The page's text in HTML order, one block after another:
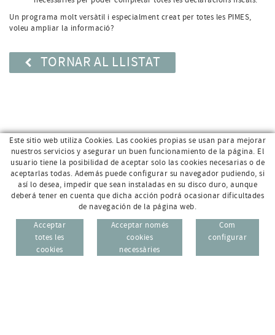
Un programa molt versàtil i especialment creat per totes les PIMES,
voleu ampliar la informació?
TORNAR AL LLISTAT
Av. Sant Jordi, 168 · 17800 Olot (Girona)
CAT
ESP
972 26 95 74
Este sitio web utiliza Cookies. Las cookies propias se usan para mejorar
nuestros servicios y asegurar un buen funcionamiento de la página. El
usuario tiene la posibilidad de aceptar solo las cookies necesarias o de
aceptarlas todas. Además puede configurar su navegador pudiendo, si
así lo desea, impedir que sean instaladas en su disco duro, aunque
deberá tener en cuenta que dicha acción podrá ocasionar dificultades
de navegación de la página web.
Acceptar
totes les
cookies
Acceptar només
cookies
necessàries
Com
configurar